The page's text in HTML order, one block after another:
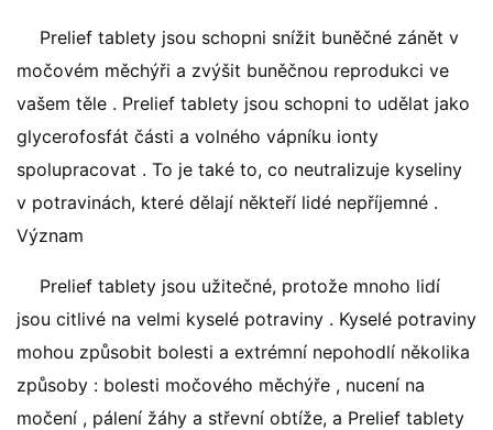
Prelief tablety jsou schopni snížit buněčné zánět v
močovém měchýři a zvýšit buněčnou reprodukci ve
vašem těle . Prelief tablety jsou schopni to udělat jako
glycerofosfát části a volného vápníku ionty
spolupracovat . To je také to, co neutralizuje kyseliny
v potravinách, které dělají někteří lidé nepříjemné .
Význam
Prelief tablety jsou užitečné, protože mnoho lidí
jsou citlivé na velmi kyselé potraviny . Kyselé potraviny
mohou způsobit bolesti a extrémní nepohodlí několika
způsoby : bolesti močového měchýře , nucení na
močení , pálení žáhy a střevní obtíže, a Prelief tablety